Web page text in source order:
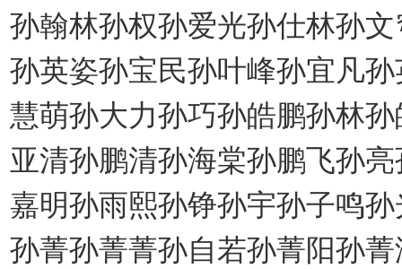
孙翰林孙权孙爱光孙仕林孙
孙英姿孙宝民孙叶峰孙宜凡
慧萌孙大力孙巧孙皓鹏孙林
亚清孙鹏清孙海棠孙鹏飞孙
嘉明孙雨熙孙铮孙宇孙子鸣
孙菁孙菁菁孙自若孙菁阳孙